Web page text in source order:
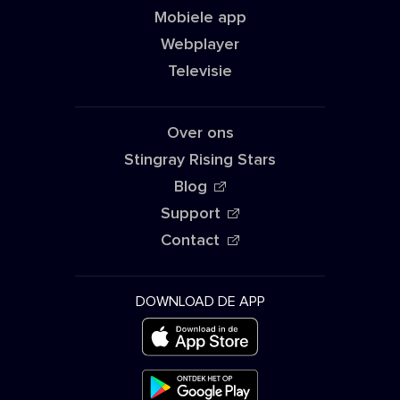
Mobiele app
Webplayer
Televisie
Over ons
Stingray Rising Stars
Blog
Support
Contact
DOWNLOAD DE APP